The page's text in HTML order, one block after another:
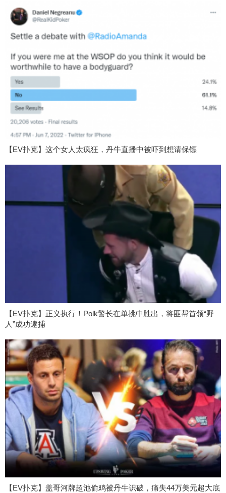
【EV扑克】这个女人太疯狂，丹牛直播中被吓到想请保镖
【EV扑克】正义执行！Polk警长在单挑中胜出，将匪帮首领“野
人”成功逮捕
【EV扑克】盖哥河牌超池偷鸡被丹牛识破，痛失44万美元超大底